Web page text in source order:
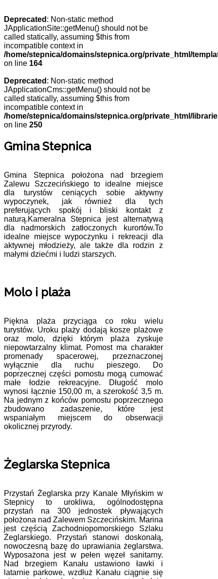
Deprecated : Non-static method
JApplicationSite::getMenu() should not be
called statically, assuming $this from
incompatible context in
/home/stepnica/domains/stepnica.org/private_html/
on line 164
Deprecated : Non-static method
JApplicationCms::getMenu() should not be
called statically, assuming $this from
incompatible context in
/home/stepnica/domains/stepnica.org/private_html/
on line 250
Gmina Stepnica
Gmina Stepnica położona nad brzegiem
Zalewu Szczecińskiego to idealne miejsce
dla turystów ceniących sobie aktywny
wypoczynek, jak również dla tych
preferujących spokój i bliski kontakt z
naturą.Kameralna Stepnica jest alternatywą
dla nadmorskich zatłoczonych kurortów.To
idealne miejsce wypoczynku i rekreacji dla
aktywnej młodzieży, ale także dla rodzin z
małymi dziećmi i ludzi starszych.
Molo i plaża
Piękna plaża przyciąga co roku wielu
turystów. Uroku plaży dodają kosze plażowe
oraz molo, dzięki którym plaża zyskuje
niepowtarzalny klimat. Pomost ma charakter
promenady spacerowej, przeznaczonej
wyłącznie dla ruchu pieszego. Do
poprzecznej części pomostu mogą cumować
małe łodzie rekreacyjne. Długość molo
wynosi łącznie 150,00 m, a szerokość 3,5 m.
Na jednym z końców pomostu poprzecznego
zbudowano zadaszenie, które jest
wspaniałym miejscem do obserwacji
okolicznej przyrody.
Żeglarska Stepnica
Przystań Żeglarska przy Kanale Młyńskim w
Stepnicy to urokliwa, ogólnodostępna
przystań na 300 jednostek pływających
położona nad Zalewem Szczecińskim. Marina
jest częścią Zachodniopomorskiego Szlaku
Żeglarskiego. Przystań stanowi doskonałą,
nowoczesną bazę do uprawiania żeglarstwa.
Wyposażona jest w pełen węzeł sanitarny.
Nad brzegiem Kanału ustawiono ławki i
latarnie parkowe, wzdłuż Kanału ciągnie się